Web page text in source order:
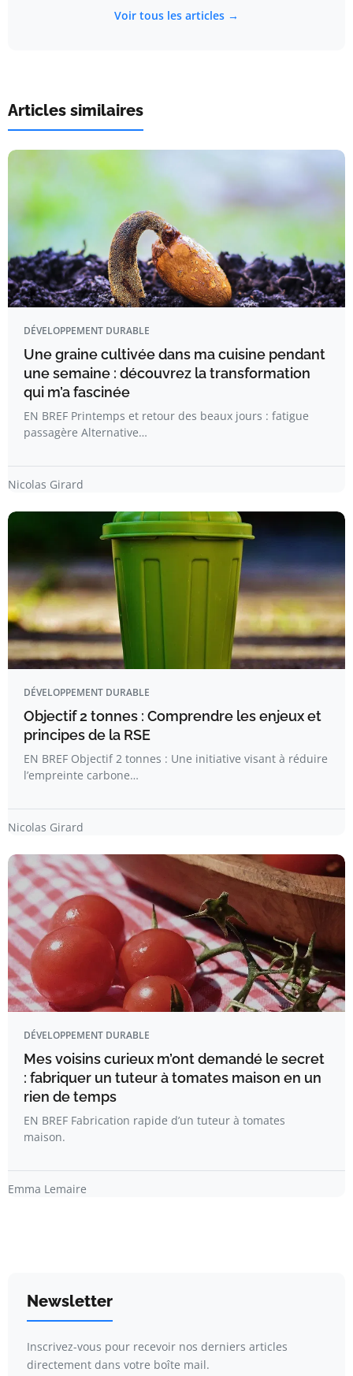
Voir tous les articles →
Articles similaires
DÉVELOPPEMENT DURABLE
Une graine cultivée dans ma cuisine pendant
une semaine : découvrez la transformation
qui m’a fascinée
EN BREF Printemps et retour des beaux jours : fatigue
passagère Alternative…
Nicolas Girard
DÉVELOPPEMENT DURABLE
Objectif 2 tonnes : Comprendre les enjeux et
principes de la RSE
EN BREF Objectif 2 tonnes : Une initiative visant à réduire
l’empreinte carbone…
Nicolas Girard
DÉVELOPPEMENT DURABLE
Mes voisins curieux m’ont demandé le secret
: fabriquer un tuteur à tomates maison en un
rien de temps
EN BREF Fabrication rapide d’un tuteur à tomates
maison.
Emma Lemaire
Newsletter
Inscrivez-vous pour recevoir nos derniers articles
directement dans votre boîte mail.